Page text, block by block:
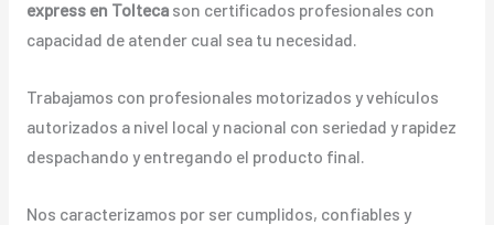
express en Toltecason certificados profesionales con
capacidad de atender cual sea tu necesidad.
Trabajamos con profesionales motorizados y vehículos
autorizados a nivel local y nacional con seriedad y rapidez
despachando y entregando el producto final.
Nos caracterizamos por ser cumplidos, confiables y